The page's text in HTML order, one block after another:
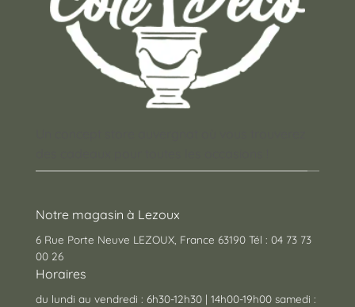
Notre magasin à Lezoux
6 Rue Porte Neuve LEZOUX, France 63190 Tél : 04 73 73
00 26
Horaires
du lundi au vendredi : 6h30-12h30 | 14h00-19h00 samedi :